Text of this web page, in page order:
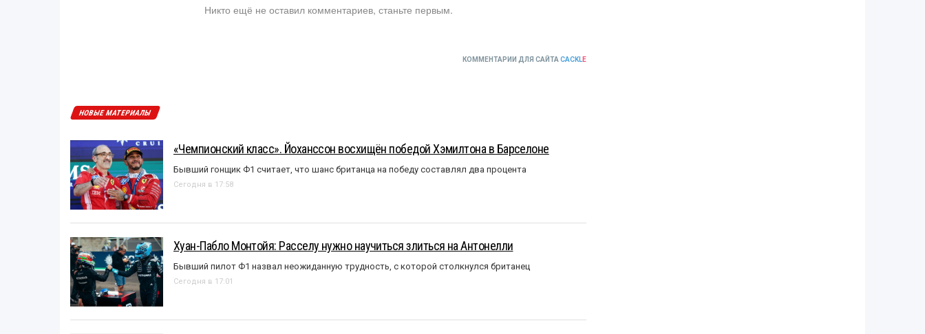
Никто ещё не оставил комментариев, станьте первым.
КОММЕНТАРИИ ДЛЯ САЙТА CACKLE
НОВЫЕ МАТЕРИАЛЫ
«Чемпионский класс». Йоханссон восхищён победой Хэмилтона в Барселоне
Бывший гонщик Ф1 считает, что шанс британца на победу составлял два процента
Сегодня в 17:58
Хуан-Пабло Монтойя: Расселу нужно научиться злиться на Антонелли
Бывший пилот Ф1 назвал неожиданную трудность, с которой столкнулся британец
Сегодня в 17:01